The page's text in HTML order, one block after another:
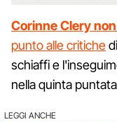
Corinne Clery
punto alle critiche
schiaffi e
nella quinta
LEGGI ANCHE